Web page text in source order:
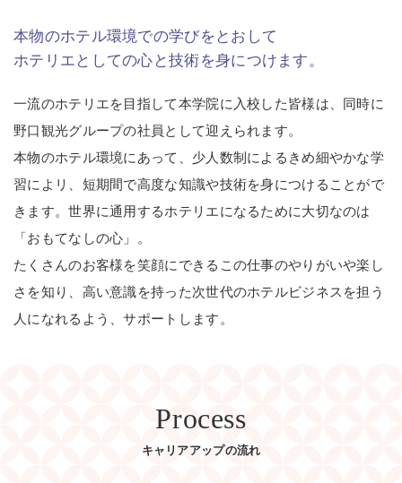
本物のホテル環境での学びをとおして
ホテリエとしての心と技術を身につけます。
一流のホテリエを目指して本学院に入校した皆様は、同時に
野口観光グループの社員として迎えられます。
本物のホテル環境にあって、少人数制によるきめ細やかな学
習によリ、短期間で高度な知識や技術を身につけることがで
きます。世界に通用するホテリエになるために大切なのは
「おもてなしの心」。
たくさんのお客様を笑顔にできるこの仕事のやりがいや楽し
さを知り、高い意識を持った次世代のホテルビジネスを担う
人になれるよう、サポートします。
Process
キャリアアップの流れ